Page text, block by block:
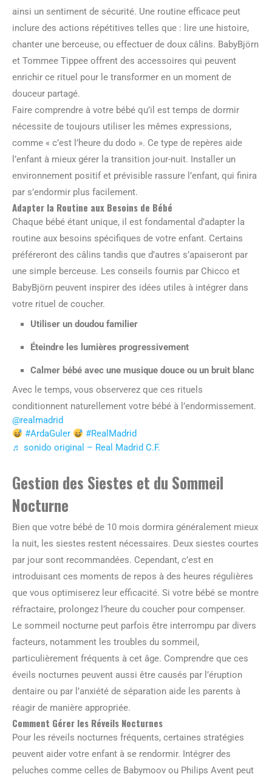
ainsi un sentiment de sécurité. Une routine efficace peut
inclure des actions répétitives telles que : lire une histoire,
chanter une berceuse, ou effectuer de doux câlins. BabyBjörn
et Tommee Tippee offrent des accessoires qui peuvent
enrichir ce rituel pour le transformer en un moment de
douceur partagé.
Faire comprendre à votre bébé qu’il est temps de dormir
nécessite de toujours utiliser les mêmes expressions,
comme « c’est l’heure du dodo ». Ce type de repères aide
l’enfant à mieux gérer la transition jour-nuit. Installer un
environnement positif et prévisible rassure l’enfant, qui finira
par s’endormir plus facilement.
Adapter la Routine aux Besoins de Bébé
Chaque bébé étant unique, il est fondamental d’adapter la
routine aux besoins spécifiques de votre enfant. Certains
préféreront des câlins tandis que d’autres s’apaiseront par
une simple berceuse. Les conseils fournis par Chicco et
BabyBjörn peuvent inspirer des idées utiles à intégrer dans
votre rituel de coucher.
Utiliser un doudou familier
Éteindre les lumières progressivement
Calmer bébé avec une musique douce ou un bruit blanc
Avec le temps, vous observerez que ces rituels
conditionnent naturellement votre bébé à l’endormissement.
@realmadrid
#ArdaGuler
#RealMadrid
♬ sonido original – Real Madrid C.F.
Gestion des Siestes et du Sommeil
Nocturne
Bien que votre bébé de 10 mois dormira généralement mieux
la nuit, les siestes restent nécessaires. Deux siestes courtes
par jour sont recommandées. Cependant, c’est en
introduisant ces moments de repos à des heures régulières
que vous optimiserez leur efficacité. Si votre bébé se montre
réfractaire, prolongez l’heure du coucher pour compenser.
Le sommeil nocturne peut parfois être interrompu par divers
facteurs, notamment les troubles du sommeil,
particulièrement fréquents à cet âge. Comprendre que ces
éveils nocturnes peuvent aussi être causés par l’éruption
dentaire ou par l’anxiété de séparation aide les parents à
réagir de manière appropriée.
Comment Gérer les Réveils Nocturnes
Pour les réveils nocturnes fréquents, certaines stratégies
peuvent aider votre enfant à se rendormir. Intégrer des
peluches comme celles de Babymoov ou Philips Avent peut